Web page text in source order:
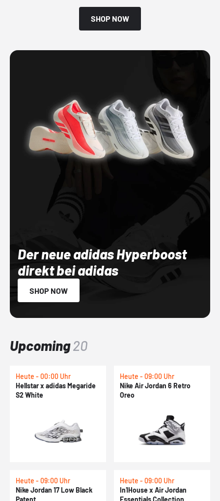
SHOP NOW
Der neue adidas Hyperboost
direkt bei adidas
SHOP NOW
Upcoming20
Heute - 00:00 Uhr
Hellstar x adidas Megaride
S2 White
Heute - 09:00 Uhr
Nike Air Jordan 6 Retro
Oreo
Heute - 09:00 Uhr
Nike Jordan 17 Low Black
Patent
Heute - 09:00 Uhr
In1House x Air Jordan
Essentials Collection